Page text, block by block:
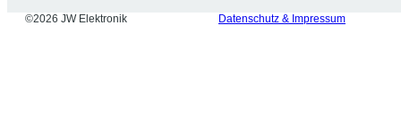
©2026 JW Elektronik Datenschutz & Impressum